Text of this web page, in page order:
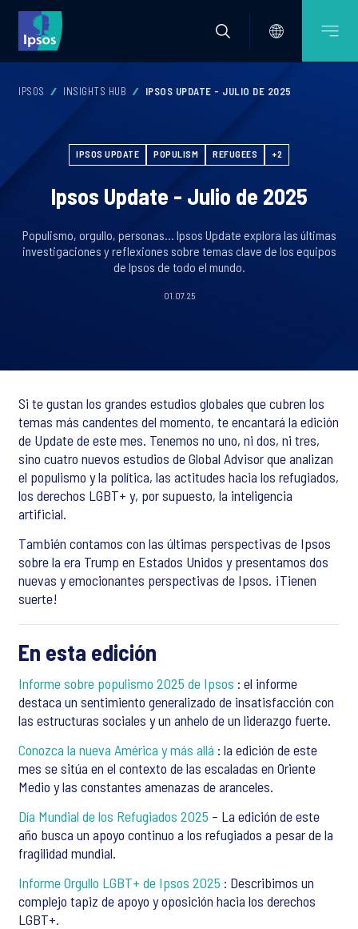
IPSOS INSIGHTS HUB IPSOS UPDATE - JULIO DE 2025
IPSOS UPDATE POPULISM REFUGEES +2
Ipsos Update - Julio de 2025
Populismo, orgullo, personas… Ipsos Update explora las últimas
investigaciones y reflexiones sobre temas clave de los equipos
de Ipsos de todo el mundo.
01.07.25
Si te gustan los grandes estudios globales que cubren los
temas más candentes del momento, te encantará la edición
de Update de este mes. Tenemos no uno, ni dos, ni tres,
sino cuatro nuevos estudios de Global Advisor que analizan
el populismo y la política, las actitudes hacia los refugiados,
los derechos LGBT+ y, por supuesto, la inteligencia
artificial.
También contamos con las últimas perspectivas de Ipsos
sobre la era Trump en Estados Unidos y presentamos dos
nuevas y emocionantes perspectivas de Ipsos. ¡Tienen
suerte!
En esta edición
Informe sobre populismo 2025 de Ipsos : el informe
destaca un sentimiento generalizado de insatisfacción con
las estructuras sociales y un anhelo de un liderazgo fuerte.
Conozca la nueva América y más allá : la edición de este
mes se sitúa en el contexto de las escaladas en Oriente
Medio y las constantes amenazas de aranceles.
Día Mundial de los Refugiados 2025 – La edición de este
año busca un apoyo continuo a los refugiados a pesar de la
fragilidad mundial.
Informe Orgullo LGBT+ de Ipsos 2025 : Describimos un
complejo tapiz de apoyo y oposición hacia los derechos
LGBT+.